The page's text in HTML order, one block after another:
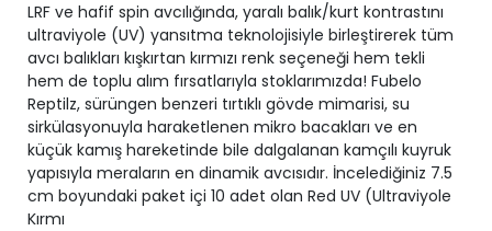
LRF ve hafif spin avcılığında, yaralı balık/kurt kontrastını
ultraviyole (UV) yansıtma teknolojisiyle birleştirerek tüm
avcı balıkları kışkırtan kırmızı renk seçeneği hem tekli
hem de toplu alım fırsatlarıyla stoklarımızda! Fubelo
Reptilz, sürüngen benzeri tırtıklı gövde mimarisi, su
sirkülasyonuyla haraketlenen mikro bacakları ve en
küçük kamış hareketinde bile dalgalanan kamçılı kuyruk
yapısıyla meraların en dinamik avcısıdır. İncelediğiniz 7.5
cm boyundaki paket içi 10 adet olan Red UV (Ultraviyole
Kırmı